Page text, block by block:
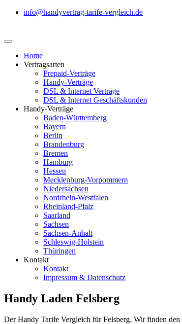
info@handyvertrag-tarife-vergleich.de
Home
Vertragsarten
Prepaid-Verträge
Handy-Verträge
DSL & Internet Verträge
DSL & Internet Geschäftskunden
Handy-Verträge
Baden-Württemberg
Bayern
Berlin
Brandenburg
Bremen
Hamburg
Hessen
Mecklenburg-Vorpommern
Niedersachsen
Nordrhein-Westfalen
Rheinland-Pfalz
Saarland
Sachsen
Sachsen-Anhalt
Schleswig-Holstein
Thüringen
Kontakt
Kontakt
Impressum & Datenschutz
Handy Laden Felsberg
Der Handy Tarife Vergleich für Felsberg. Wir finden